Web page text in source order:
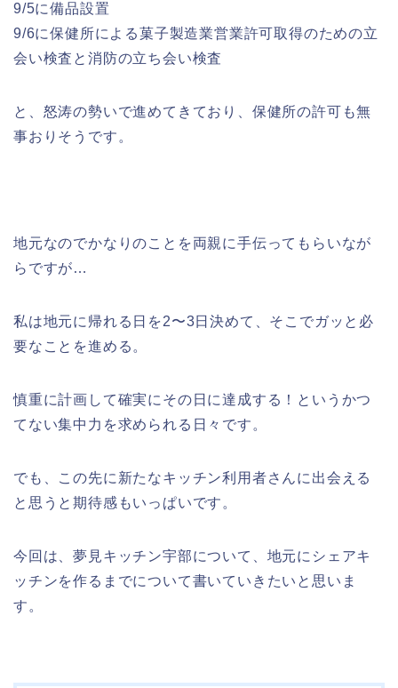
9/5に備品設置
9/6に保健所による菓子製造業営業許可取得のための立
会い検査と消防の立ち会い検査
と、怒涛の勢いで進めてきており、保健所の許可も無
事おりそうです。
地元なのでかなりのことを両親に手伝ってもらいなが
らですが…
私は地元に帰れる日を2〜3日決めて、そこでガッと必
要なことを進める。
慎重に計画して確実にその日に達成する！というかつ
てない集中力を求められる日々です。
でも、この先に新たなキッチン利用者さんに出会える
と思うと期待感もいっぱいです。
今回は、夢見キッチン宇部について、地元にシェアキ
ッチンを作るまでについて書いていきたいと思いま
す。